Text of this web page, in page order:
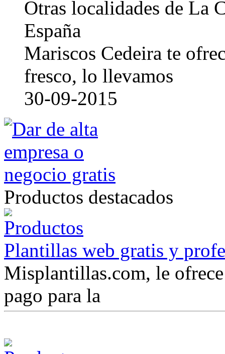
Otras localidades de La
España
Mariscos Cedeira te
fresco, lo llevamos
30-09-2015
Productos destacados
Plantillas web gratis y
Misplantillas.com, le
pago para la